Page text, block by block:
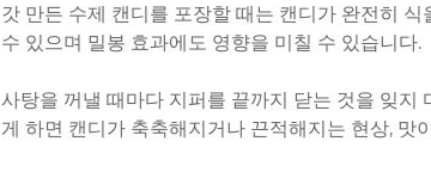
갓 만든 수제 캔디를 포장할 때는 캔디가 완전히
수 있으며 밀봉 효과에도 영향을 미칠 수 있습니다.
사탕을 꺼낼 때마다 지퍼를 끝까지 닫는 것을 잊지
게 하면 캔디가 축축해지거나 끈적해지는 현상, 맛